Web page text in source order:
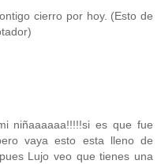
cierro por hoy. (Esto de
niñaaaaaa!!!!!si es que fue
vaya esto esta lleno de
Lujo veo que tienes una